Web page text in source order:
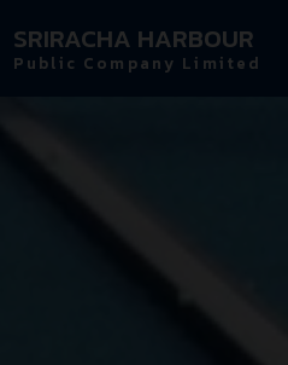
SRIRACHA HARBOUR
Public Company Limited